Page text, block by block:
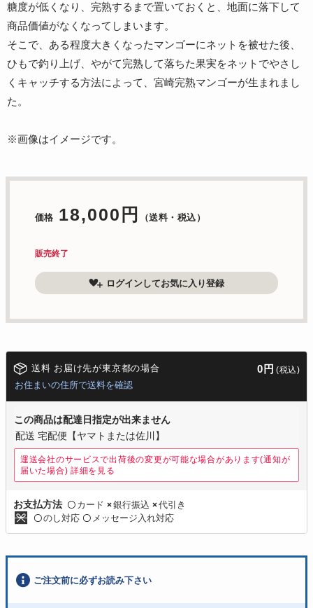
糖度が低くなり、完熟するまで置いておくと、地面に落下して
商品価値がなくなってしまいます。
そこで、ある程度大きくなったマンゴーにネットを被せた後、
ひもで釣り上げ、やがて完熟して落ちた果実をネットでやさし
くキャッチする方法によって、宮崎完熟マンゴーが生まれまし
た。
※画像はイメージです。
価格 18,000円 （送料・税込）
販売終了
ログインしてお気に入り登録
送料 お届け先が東京都の場合 0円 (税込)
お住まいの住所で送料を確認
この商品は配達日指定が出来ません
配送 宅配便【ヤマトまたは佐川】
運送会社のサービスで出荷後の変更が可能な場合があります(通知が
届いた場合) 詳細を見る
お支払方法 〇 カード ×銀行振込 ×代引き
〇のし対応 〇 メッセージ入れ対応
ご注文前に必ずお読み下さい